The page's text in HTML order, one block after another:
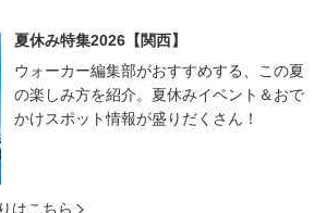
夏休み特集2026【関西】
ウォーカー編集部がおすすめする、この夏
の楽しみ方を紹介。夏休みイベント＆おで
かけスポット情報が盛りだくさん！
はこちら